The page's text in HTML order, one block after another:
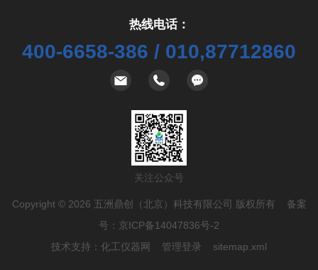
热线电话：
400-6658-386 / 010,87712860
关注公众号
Copyright © 2026 五洲鼎创（北京）科技有限公司 版权所有 备案
号： 京ICP备14047836号-2
技术支持： 化工仪器网 管理登录 sitemap.xml